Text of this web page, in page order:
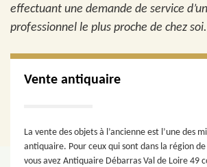
effectuant une demande de service
professionnel le plus proche de chez soi.
Vente antiquaire
La vente des objets à l’ancienne est l’une des
antiquaire. Pour ceux qui sont dans la région
vous avez Antiquaire Débarras Val de Loire 49